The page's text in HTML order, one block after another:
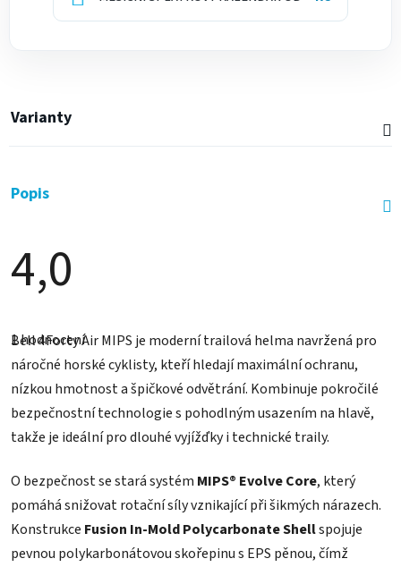
Varianty
Popis
4,0
produktu
4,0
z
5
hvězdiček.
1 hodnocení
Bell 4Forty Air MIPS je moderní trailová helma navržená pro
náročné horské cyklisty, kteří hledají maximální ochranu,
nízkou hmotnost a špičkové odvětrání. Kombinuje pokročilé
bezpečnostní technologie s pohodlným usazením na hlavě,
takže je ideální pro dlouhé vyjížďky i technické traily.
O bezpečnost se stará systém MIPS® Evolve Core, který
pomáhá snižovat rotační síly vznikající při šikmých nárazech.
Konstrukce Fusion In-Mold Polycarbonate Shellspojuje
pevnou polykarbonátovou skořepinu s EPS pěnou, čímž